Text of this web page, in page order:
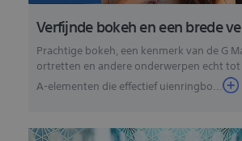
Verfijnde bokeh en een brede
Prachtige bokeh, een kenmerk van de G
ortretten en andere onderwerpen echt
A-elementen die effectief uienringbo...